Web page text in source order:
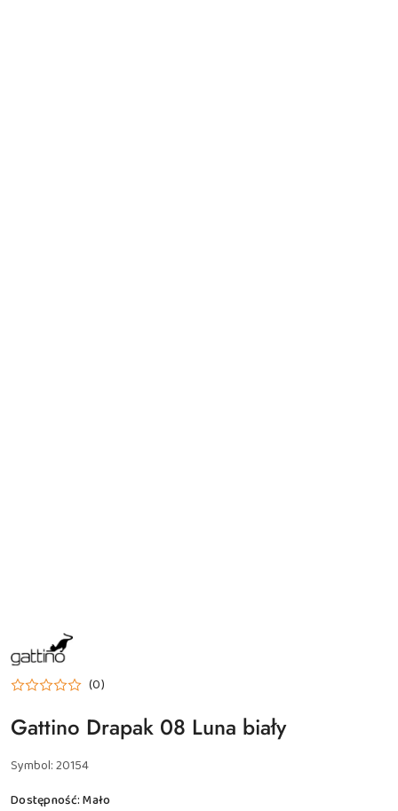
PRODUCENTA:
GATTINO
(0)
Gattino Drapak 08 Luna biały
Symbol:20154
Dostępność:Mało